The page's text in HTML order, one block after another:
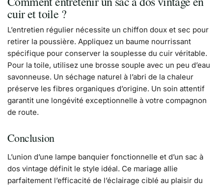
cuir et toile ?
L’entretien régulier nécessite un chiffon doux et sec pour
retirer la poussière. Appliquez un baume nourrissant
spécifique pour conserver la souplesse du cuir véritable.
Pour la toile, utilisez une brosse souple avec un peu d’eau
savonneuse. Un séchage naturel à l’abri de la chaleur
préserve les fibres organiques d’origine. Un soin attentif
garantit une longévité exceptionnelle à votre compagnon
de route.
Conclusion
L’union d’une lampe banquier fonctionnelle et d’un sac à
dos vintage définit le style idéal. Ce mariage allie
parfaitement l’efficacité de l’éclairage ciblé au plaisir du